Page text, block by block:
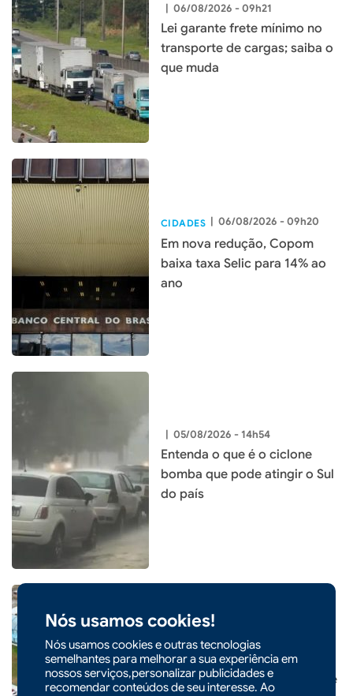
Nós usamos cookies!
Nós usamos cookies e outras tecnologias
semelhantes para melhorar a sua experiência em
nossos serviços,personalizar publicidades e
recomendar conteúdos de seu interesse. Ao
| 06/08/2026 - 09h21
Lei garante frete mínimo no
transporte de cargas; saiba o
que muda
CIDADES | 06/08/2026 - 09h20
Em nova redução, Copom
baixa taxa Selic para 14% ao
ano
| 05/08/2026 - 14h54
Entenda o que é o ciclone
bomba que pode atingir o Sul
do país
CIDADES 05/08/2026 - 09h22
Prefeitura de Xaxim inaugura
nova Escola Santa Terezinha e